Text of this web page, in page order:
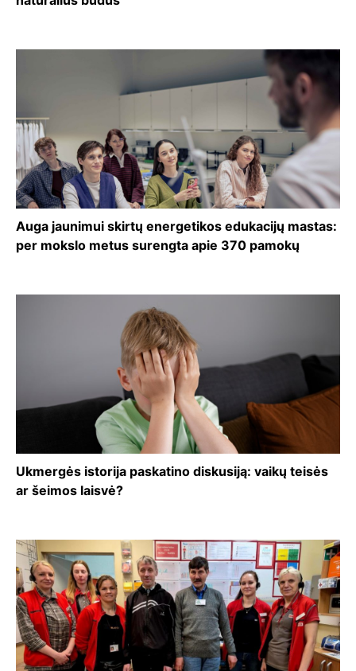
Auga jaunimui skirtų energetikos edukacijų mastas:
per mokslo metus surengta apie 370 pamokų
Ukmergės istorija paskatino diskusiją: vaikų teisės
ar šeimos laisvė?